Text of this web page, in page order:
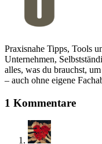
Praxisnahe Tipps, Tools
Unternehmen,
alles, was du brauchst,
– auch ohne eigene
1 Kommentare